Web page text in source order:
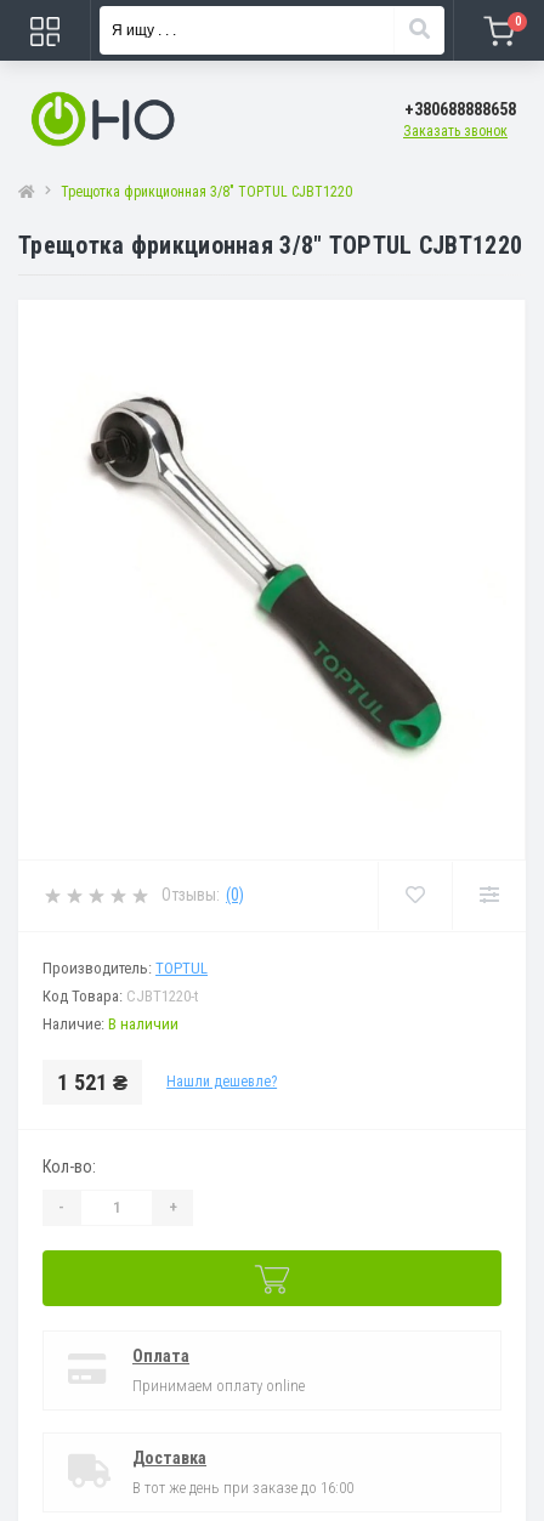
0
+380688888658
Заказать звонок
Трещотка фрикционная 3/8" TOPTUL CJBT1220
Трещотка фрикционная 3/8" TOPTUL CJBT1220
Отзывы: (0)
Производитель: TOPTUL
Код Товара: CJBT1220-t
Наличие: В наличии
1 521 ₴ Нашли дешевле?
Кол-во:
- +
Оплата
Принимаем оплату online
Доставка
В тот же день при заказе до 16:00